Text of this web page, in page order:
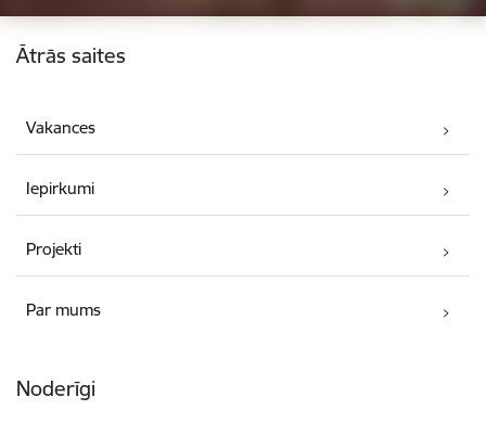
Kājene
Ātrās saites
Vakances
Iepirkumi
Projekti
Par mums
Noderīgi